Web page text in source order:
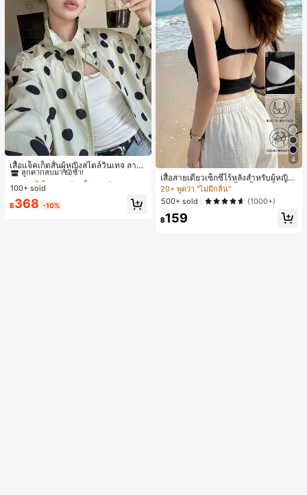
เสื้อแจ็คเก็ตสั้นผู้หญิงสไตล์วินเทจ ลายจุ
ดขนาดใหญ่ คอตั้ง เอวเข้ารูป แขนพอง
ทรงหลวม แฟชั่นอเนกประสงค์ สำหรับใ
ส่ประจำวันและไปเที่ยวพักผ่อน
#1 ขายดี
ใน กระเป๋า เสื้อคลุมลำลอง
ลูกค้ากลับมาซื้อซ้ำ!
#1 ขายดี ใน กระเป๋า เสื้อคลุมลำลอง
ลูกค้ากลับมาซื้อซ้ำ!
#1 ขายดี ใน กระเป๋า เสื้อคลุมลำลอง
ลูกค้ากลับมาซื้อซ้ำ!
#1 ขายดี
ใน กระเป๋า เสื้อคลุมลำลอง
100+ sold
฿368 -10%
4
เสื้อสายเดี่ยวเซ็กซี่ไร้หลังสำหรับผู้หญิง
พร้อมบราแบบมีฟองน้ำ, เสื้อกล้ามแขน
กุด, เสื้อลำลองสีดำสำหรับฤดูร้อน
20+ พูดว่า "ไม่มีกลิ่น"
500+ sold
(1000+)
฿159